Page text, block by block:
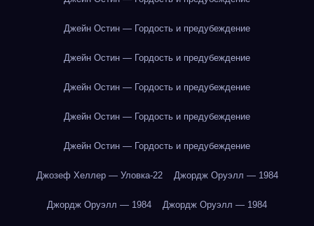
Джейн Остин — Гордость и предубеждение
Джейн Остин — Гордость и предубеждение
Джейн Остин — Гордость и предубеждение
Джейн Остин — Гордость и предубеждение
Джейн Остин — Гордость и предубеждение
Джозеф Хеллер — Уловка-22 Джордж Оруэлл — 1984
Джордж Оруэлл — 1984 Джордж Оруэлл — 1984